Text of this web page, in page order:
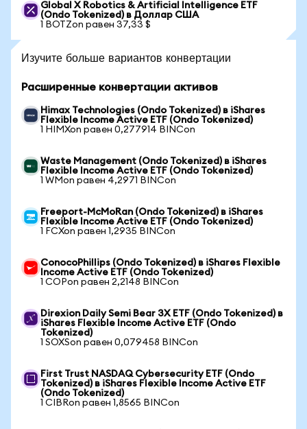
Global X Robotics & Artificial Intelligence ETF
(Ondo Tokenized) в Доллар США
1 BOTZon равен 37,33 $
Изучите больше вариантов конвертации
Расширенные конвертации активов
Himax Technologies (Ondo Tokenized) в iShares
Flexible Income Active ETF (Ondo Tokenized)
1 HIMXon равен 0,277914 BINCon
Waste Management (Ondo Tokenized) в iShares
Flexible Income Active ETF (Ondo Tokenized)
1 WMon равен 4,2971 BINCon
Freeport-McMoRan (Ondo Tokenized) в iShares
Flexible Income Active ETF (Ondo Tokenized)
1 FCXon равен 1,2935 BINCon
ConocoPhillips (Ondo Tokenized) в iShares Flexible
Income Active ETF (Ondo Tokenized)
1 COPon равен 2,2148 BINCon
Direxion Daily Semi Bear 3X ETF (Ondo Tokenized) в
iShares Flexible Income Active ETF (Ondo
Tokenized)
1 SOXSon равен 0,079458 BINCon
First Trust NASDAQ Cybersecurity ETF (Ondo
Tokenized) в iShares Flexible Income Active ETF
(Ondo Tokenized)
1 CIBRon равен 1,8565 BINCon